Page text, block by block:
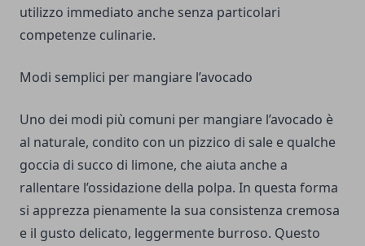
utilizzo immediato anche senza particolari
competenze culinarie.
Modi semplici per mangiare l’avocado
Uno dei modi più comuni per mangiare l’avocado è
al naturale, condito con un pizzico di sale e qualche
goccia di succo di limone, che aiuta anche a
rallentare l’ossidazione della polpa. In questa forma
si apprezza pienamente la sua consistenza cremosa
e il gusto delicato, leggermente burroso. Questo